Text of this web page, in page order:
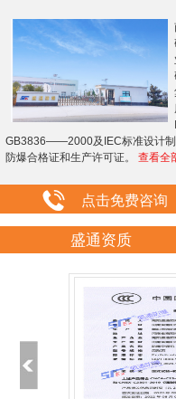
GB3836——2000及IEC标准设计制
防爆合格证和生产许可证。查看全
点击免费咨询
盛通资质